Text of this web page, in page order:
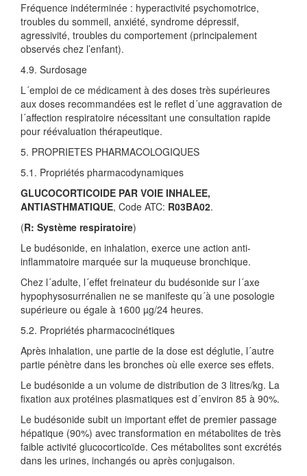
Fréquence indéterminée : hyperactivité psychomotrice,
troubles du sommeil, anxiété, syndrome dépressif,
agressivité, troubles du comportement (principalement
observés chez l’enfant).
4.9. Surdosage
L´emploi de ce médicament à des doses très supérieures
aux doses recommandées est le reflet d´une aggravation de
l´affection respiratoire nécessitant une consultation rapide
pour réévaluation thérapeutique.
5. PROPRIETES PHARMACOLOGIQUES
5.1. Propriétés pharmacodynamiques
GLUCOCORTICOIDE PAR VOIE INHALEE,
ANTIASTHMATIQUE, Code ATC: R03BA02.
(R: Système respiratoire)
Le budésonide, en inhalation, exerce une action anti-
inflammatoire marquée sur la muqueuse bronchique.
Chez l´adulte, l´effet freinateur du budésonide sur l´axe
hypophysosurrénalien ne se manifeste qu´à une posologie
supérieure ou égale à 1600 µg/24 heures.
5.2. Propriétés pharmacocinétiques
Après inhalation, une partie de la dose est déglutie, l´autre
partie pénètre dans les bronches où elle exerce ses effets.
Le budésonide a un volume de distribution de 3 litres/kg. La
fixation aux protéines plasmatiques est d´environ 85 à 90%.
Le budésonide subit un important effet de premier passage
hépatique (90%) avec transformation en métabolites de très
faible activité glucocorticoïde. Ces métabolites sont excrétés
dans les urines, inchangés ou après conjugaison.